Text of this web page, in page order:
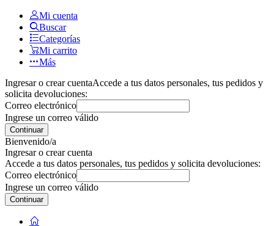
Mi cuenta
Buscar
Categorías
Mi carrito
Más
Ingresar o crear cuentaAccede a tus datos personales, tus pedidos y
solicita devoluciones:
Correo electrónico
Ingrese un correo válido
Continuar
Bienvenido/a
Ingresar o crear cuenta
Accede a tus datos personales, tus pedidos y solicita devoluciones:
Correo electrónico
Ingrese un correo válido
Continuar